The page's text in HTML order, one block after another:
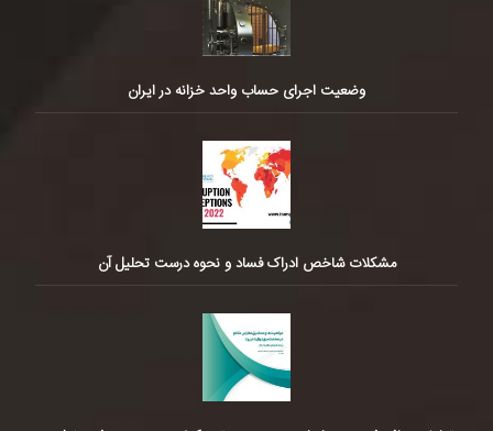
وضعیت اجرای حساب واحد خزانه در ایران
مشکلات شاخص ادراک فساد و نحوه درست تحلیل آن